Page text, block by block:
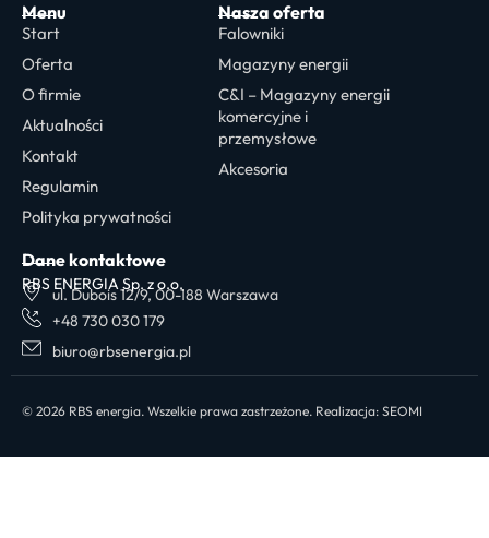
Menu
Start
Oferta
O firmie
Aktualności
Kontakt
Regulamin
Polityka prywatności
Nasza oferta
Falowniki
Magazyny energii
C&I – Magazyny energii
komercyjne i
przemysłowe
Akcesoria
Dane kontaktowe
RBS ENERGIA Sp. z o.o.
ul. Dubois 12/9, 00-188 Warszawa
+48 730 030 179
biuro@rbsenergia.pl
© 2026 RBS energia. Wszelkie prawa zastrzeżone. Realizacja: SEOMI